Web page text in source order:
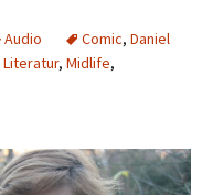
Audio Comic, Daniel
Literatur, Midlife,